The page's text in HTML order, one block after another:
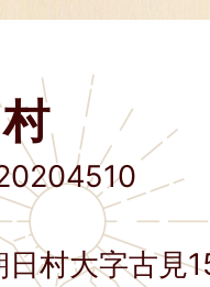
村大字古見